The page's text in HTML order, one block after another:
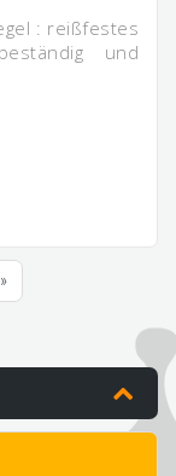
: reißfestes
und
»